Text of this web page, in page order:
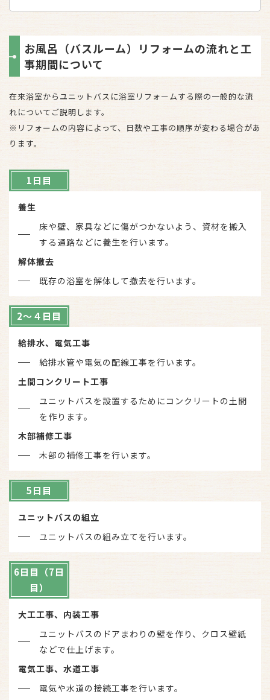
お風呂（バスルーム）リフォームの流れと工
事期間について
在来浴室からユニットバスに浴室リフォームする際の一般的な流
れについてご説明します。
※リフォームの内容によって、日数や工事の順序が変わる場合があ
ります。
1日目
養生
床や壁、家具などに傷がつかないよう、資材を搬入
する通路などに養生を行います。
解体撤去
既存の浴室を解体して撤去を行います。
2～４日目
給排水、電気工事
給排水管や電気の配線工事を行います。
土間コンクリート工事
ユニットバスを設置するためにコンクリートの土間
を作ります。
木部補修工事
木部の補修工事を行います。
5日目
ユニットバスの組立
ユニットバスの組み立てを行います。
6日目（7日
目）
大工工事、内装工事
ユニットバスのドアまわりの壁を作り、クロス壁紙
などで仕上げます。
電気工事、水道工事
電気や水道の接続工事を行います。